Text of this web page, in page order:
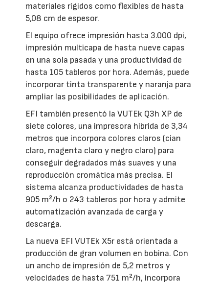
materiales rígidos como flexibles de hasta
5,08 cm de espesor.
El equipo ofrece impresión hasta 3.000 dpi,
impresión multicapa de hasta nueve capas
en una sola pasada y una productividad de
hasta 105 tableros por hora. Además, puede
incorporar tinta transparente y naranja para
ampliar las posibilidades de aplicación.
EFI también presentó la VUTEk Q3h XP de
siete colores, una impresora híbrida de 3,34
metros que incorpora colores claros (cian
claro, magenta claro y negro claro) para
conseguir degradados más suaves y una
reproducción cromática más precisa. El
sistema alcanza productividades de hasta
905 m²/h o 243 tableros por hora y admite
automatización avanzada de carga y
descarga.
La nueva EFI VUTEk X5r está orientada a
producción de gran volumen en bobina. Con
un ancho de impresión de 5,2 metros y
velocidades de hasta 751 m²/h, incorpora